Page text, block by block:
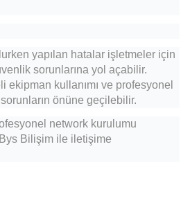
yapılan hatalar işletmeler için
sorunlarına yol açabilir.
ekipman kullanımı ve profesyonel
önüne geçilebilir.
network kurulumu
Bilişim ile iletişime